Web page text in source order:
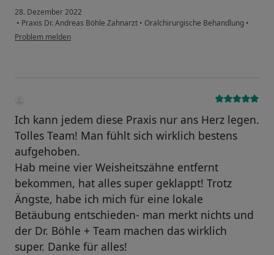
28. Dezember 2022
• Praxis Dr. Andreas Böhle Zahnarzt • Oralchirurgische Behandlung •
Problem melden
Ich kann jedem diese Praxis nur ans Herz legen.
Tolles Team! Man fühlt sich wirklich bestens
aufgehoben.
Hab meine vier Weisheitszähne entfernt
bekommen, hat alles super geklappt! Trotz
Ängste, habe ich mich für eine lokale
Betäubung entschieden- man merkt nichts und
der Dr. Böhle + Team machen das wirklich
super. Danke für alles!